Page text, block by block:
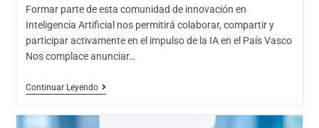
Formar parte de esta comunidad de innovación en
Inteligencia Artificial nos permitirá colaborar, compartir y
participar activamente en el impulso de la IA en el País Vasco
Nos complace anunciar…
Continuar Leyendo